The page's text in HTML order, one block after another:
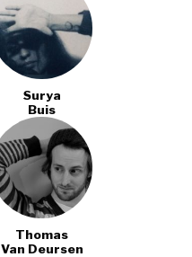
Surya
Buis
Thomas
Van Deursen